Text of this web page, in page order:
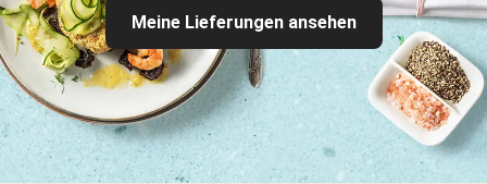
Meine Lieferungen ansehen